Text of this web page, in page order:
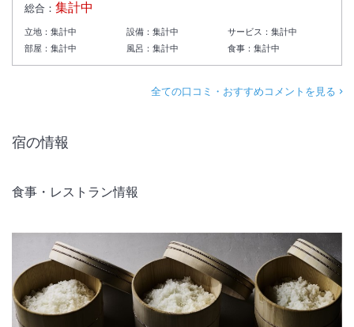
総合： 集計中
立地： 集計中 設備： 集計中 サービス：集計中
部屋： 集計中 風呂： 集計中 食事：集計中
全ての口コミ・おすすめコメントを見る
宿の情報
食事・レストラン情報